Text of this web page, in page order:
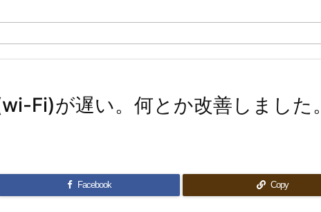
Fi)が遅い。何とか改善しました。
Facebook Copy